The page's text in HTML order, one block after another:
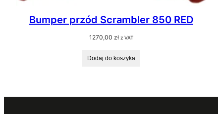
Bumper przód Scrambler 850 RED
1270,00 zł z VAT
Dodaj do koszyka